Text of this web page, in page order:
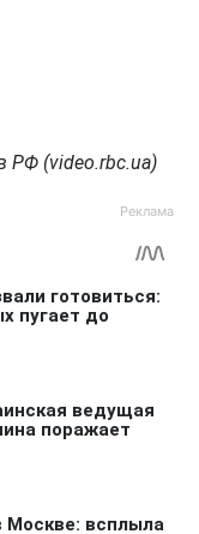
в РФ (video.rbc.ua)